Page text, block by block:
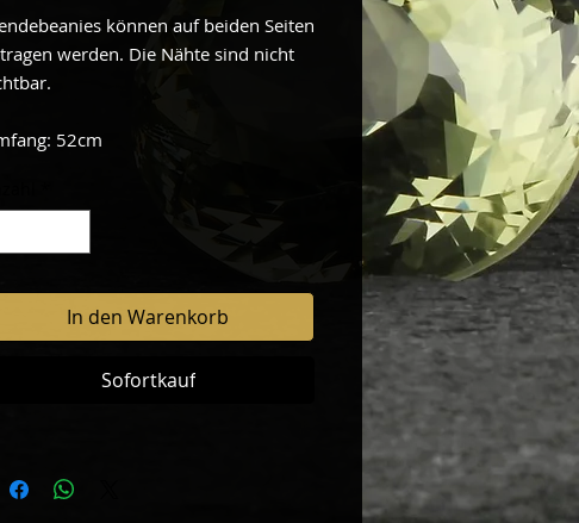
können auf beiden Seiten
werden. Die Nähte sind nicht
52cm
In den Warenkorb
Sofortkauf